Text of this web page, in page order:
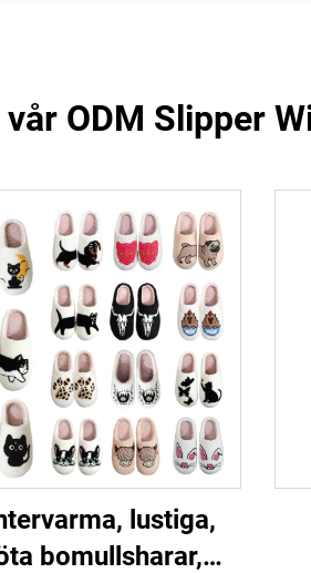
ODM Slipper
lustiga,
bomullsharar,